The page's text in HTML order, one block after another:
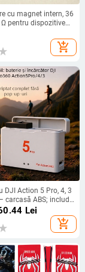
cu magnet intern, 36
Ω pentru dispozitive
add_shopping_cart
DJI Action 5 Pro, 4, 3
carcasă ABS; include
Lei
add_shopping_cart